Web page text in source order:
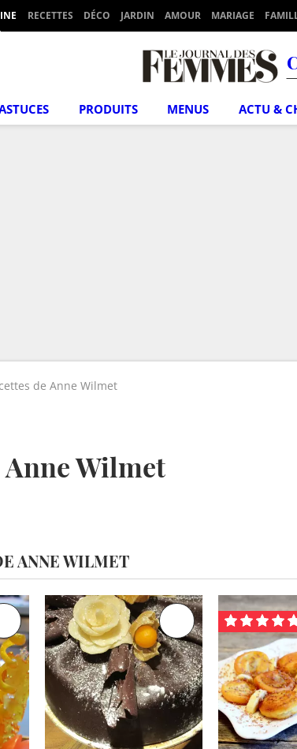
RECETTES DÉCO JARDIN AMOUR MARIAGE
PRODUITS MENUS ACTU &
de Anne Wilmet
Anne Wilmet
ANNE WILMET